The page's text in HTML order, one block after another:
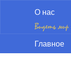
О нас
Главное